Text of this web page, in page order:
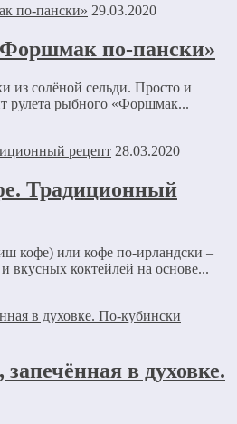
29.03.2020
по-пански»
из солёной сельди. Просто и
рулета рыбного «Форшмак...
28.03.2020
Традиционный
кофе) или кофе по-ирландски –
вкусных коктейлей на основе...
в духовке.